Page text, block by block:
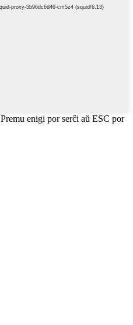
Premu enigi por serĉi aŭ ESC por